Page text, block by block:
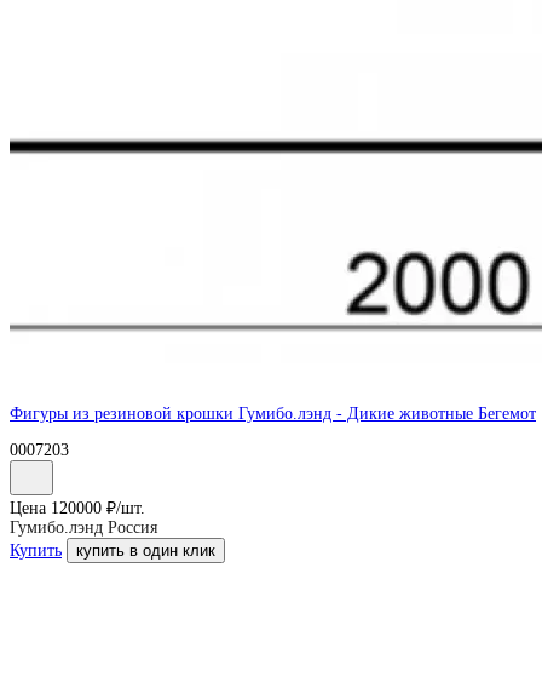
Фигуры из резиновой крошки Гумибо.лэнд - Дикие животные Бегемот
0007203
Цена 120000 ₽/шт.
Гумибо.лэнд Россия
Купить
купить в один клик